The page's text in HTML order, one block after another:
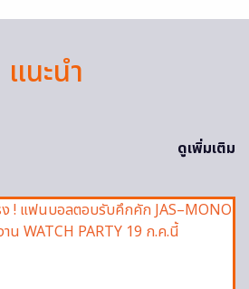
แนะนำ
ดูเพิ่มเติม